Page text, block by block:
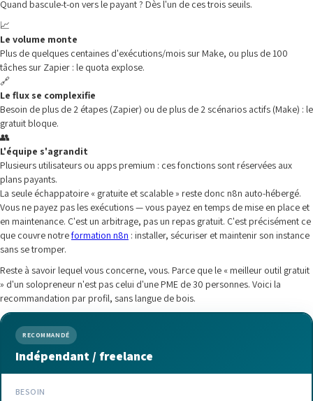
Quand bascule-t-on vers le payant ? Dès l'un de ces trois seuils.
📈
Le volume monte
Plus de quelques centaines d'exécutions/mois sur Make, ou plus de 100
tâches sur Zapier : le quota explose.
🔗
Le flux se complexifie
Besoin de plus de 2 étapes (Zapier) ou de plus de 2 scénarios actifs (Make) : le
gratuit bloque.
👥
L'équipe s'agrandit
Plusieurs utilisateurs ou apps premium : ces fonctions sont réservées aux
plans payants.
La seule échappatoire « gratuite et scalable » reste donc n8n auto-hébergé.
Vous ne payez pas les exécutions — vous payez en temps de mise en place et
en maintenance. C'est un arbitrage, pas un repas gratuit. C'est précisément ce
que couvre notreformation n8n : installer, sécuriser et maintenir son instance
sans se tromper.
Reste à savoir lequel vous concerne, vous. Parce que le « meilleur outil gratuit
» d'un solopreneur n'est pas celui d'une PME de 30 personnes. Voici la
recommandation par profil, sans langue de bois.
RECOMMANDÉ
Indépendant / freelance
BESOIN